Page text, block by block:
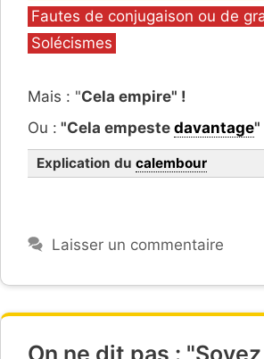
Fautes de conjugaison ou de
Solécismes
Mais : "Cela empire" !
Ou : "Cela empeste davantage"
Explication du calembour
Laisser un commentaire
On ne dit pas :